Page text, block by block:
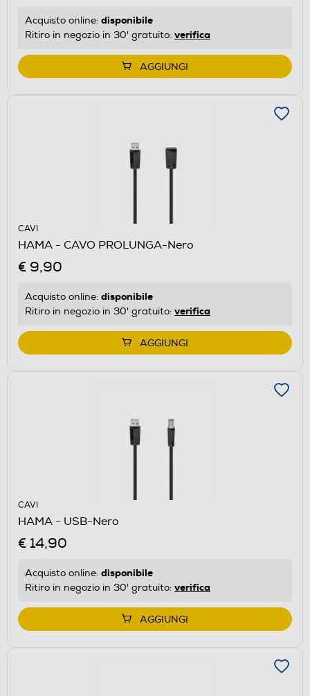
Acquisto online: disponibile
Ritiro in negozio in 30' gratuito: verifica
AGGIUNGI
CAVI
HAMA - CAVO PROLUNGA-Nero
€ 9,90
Acquisto online: disponibile
Ritiro in negozio in 30' gratuito: verifica
AGGIUNGI
CAVI
HAMA - USB-Nero
€ 14,90
Acquisto online: disponibile
Ritiro in negozio in 30' gratuito: verifica
AGGIUNGI